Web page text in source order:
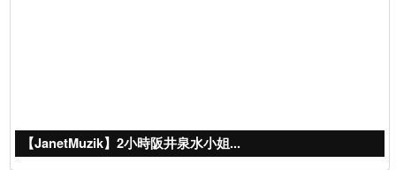
【JanetMuzik】2小時阪井泉水小姐...